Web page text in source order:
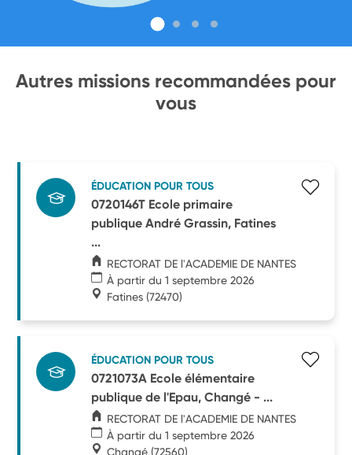
Autres missions recommandées pour
vous
ÉDUCATION POUR TOUS
0720146T Ecole primaire
publique André Grassin, Fatines
...
RECTORAT DE l'ACADEMIE DE NANTES
À partir du 1 septembre 2026
Fatines (72470)
ÉDUCATION POUR TOUS
0721073A Ecole élémentaire
publique de l'Epau, Changé - ...
RECTORAT DE l'ACADEMIE DE NANTES
À partir du 1 septembre 2026
Changé (72560)